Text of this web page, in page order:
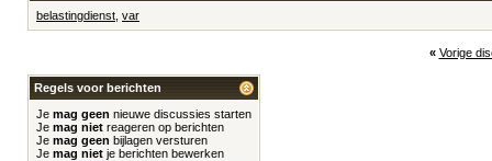
belastingdienst var
« Vorige
Regels voor berichten
Je mag geen nieuwe discussies starten
Je mag niet reageren op berichten
Je mag geen bijlagen versturen
Je mag niet je berichten bewerken